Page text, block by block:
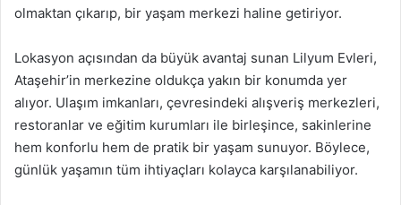
olmaktan çıkarıp, bir yaşam merkezi haline getiriyor.
Lokasyon açısından da büyük avantaj sunan Lilyum Evleri,
Ataşehir’in merkezine oldukça yakın bir konumda yer
alıyor. Ulaşım imkanları, çevresindeki alışveriş merkezleri,
restoranlar ve eğitim kurumları ile birleşince, sakinlerine
hem konforlu hem de pratik bir yaşam sunuyor. Böylece,
günlük yaşamın tüm ihtiyaçları kolayca karşılanabiliyor.